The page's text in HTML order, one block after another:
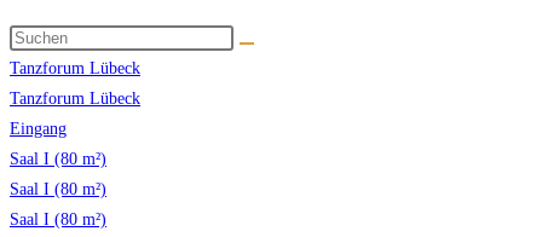
Tanzforum Lübeck
Tanzforum Lübeck
Eingang
Saal I (80 m²)
Saal I (80 m²)
Saal I (80 m²)